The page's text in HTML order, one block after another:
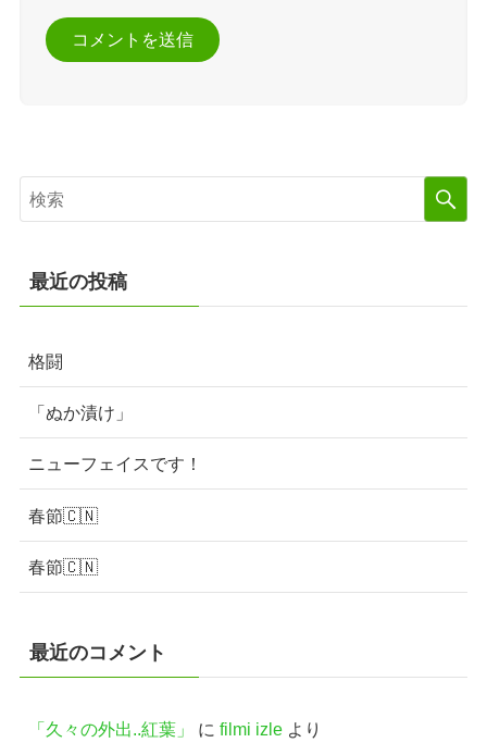
最近の投稿
格闘
「ぬか漬け」
ニューフェイスです！
春節🇨🇳
春節🇨🇳
最近のコメント
「久々の外出..紅葉」 に filmi izleより